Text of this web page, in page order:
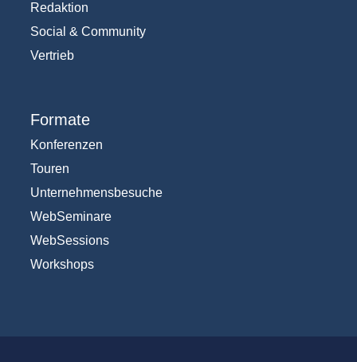
Redaktion
Social & Community
Vertrieb
Formate
Konferenzen
Touren
Unternehmensbesuche
WebSeminare
WebSessions
Workshops